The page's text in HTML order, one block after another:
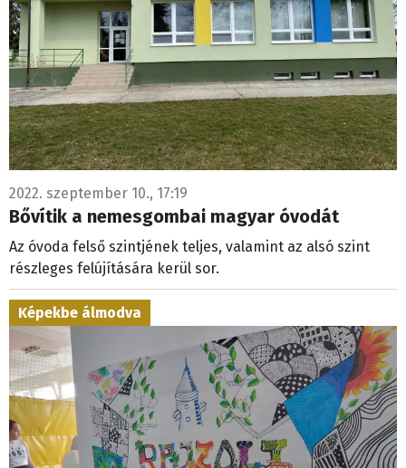
2022. szeptember 10., 17:19
Bővítik a nemesgombai magyar óvodát
Az óvoda felső szintjének teljes, valamint az alsó szint
részleges felújítására kerül sor.
Képekbe álmodva